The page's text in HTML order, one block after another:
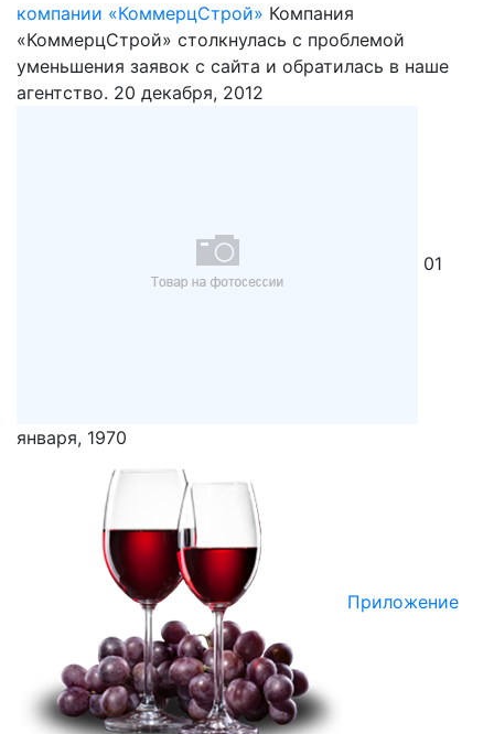
компании «КоммерцСтрой» Компания
«КоммерцСтрой» столкнулась с проблемой
уменьшения заявок с сайта и обратилась в наше
агентство. 20 декабря, 2012
01
января, 1970
Приложение